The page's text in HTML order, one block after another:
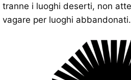
tranne i luoghi deserti, non
vagare per luoghi abbandonati.